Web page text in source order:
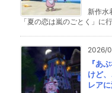
新作水
「夏の恋は嵐のごとく」に
2026/
『あ
けど
レア